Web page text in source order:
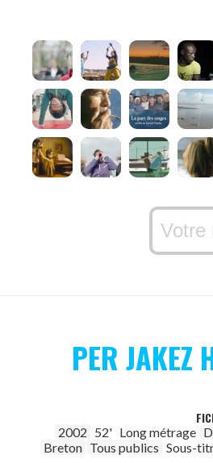
PER JAKEZ
2002 52' Long métrage
Breton Tous publics Sous-